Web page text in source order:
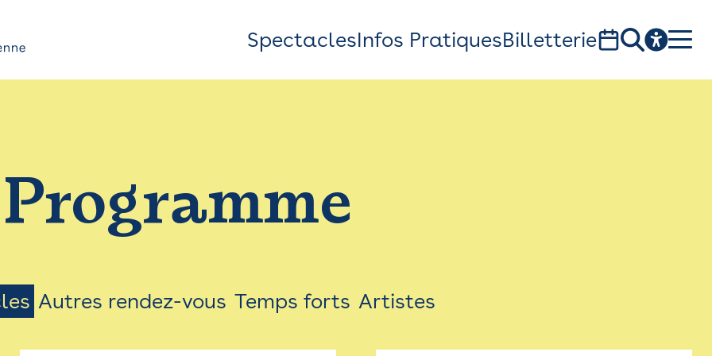
Top
Bar
Menu
SpectaclesInfos PratiquesBilletterie
1, av. du Chateau d'eau - 31300 Toulouse
Programme
Autres rendez-vous Temps forts Artistes